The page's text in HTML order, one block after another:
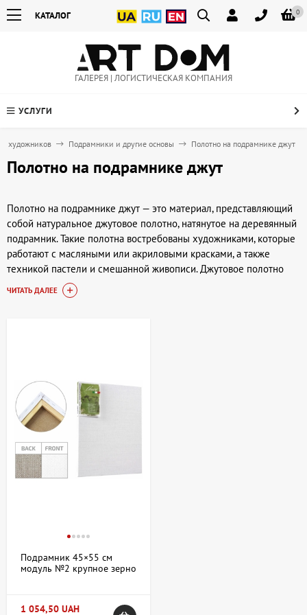
0
КАТАЛОГ
ГАЛЕРЕЯ | ЛОГИСТИЧЕСКАЯ КОМПАНИЯ
УСЛУГИ
художников Подрамники и другие основы Полотно на подрамнике джут
Полотно на подрамнике джут
Полотно на подрамнике джут — это материал, представляющий
собой натуральное джутовое полотно, натянутое на деревянный
подрамник. Такие полотна востребованы художниками, которые
работают с масляными или акриловыми красками, а также
техникой пастели и смешанной живописи. Джутовое полотно
отличается текстурной фактурой и высокой прочностью, что
позволяет создавать выразительные произведения с особой
Купить Полотно на подрамнике джут в
Киеве и Украине: ассортимент и
особенности
В магазине «АртДом» на artdom.com.ua можно купить Полотно
на подрамнике джут в Киеве и Украине с доставкой по всей
стране. В наличии представлены полотна разного размера, от
обеспечить ровную и надежную поверхность для работы.
Ассортимент включает следующие варианты:
текстуру и впитываемость краски;
ЧИТАТЬ ДАЛЕЕ
Подрамник 45×55 см
модуль №2 крупное зерно
1 054,50 UAH